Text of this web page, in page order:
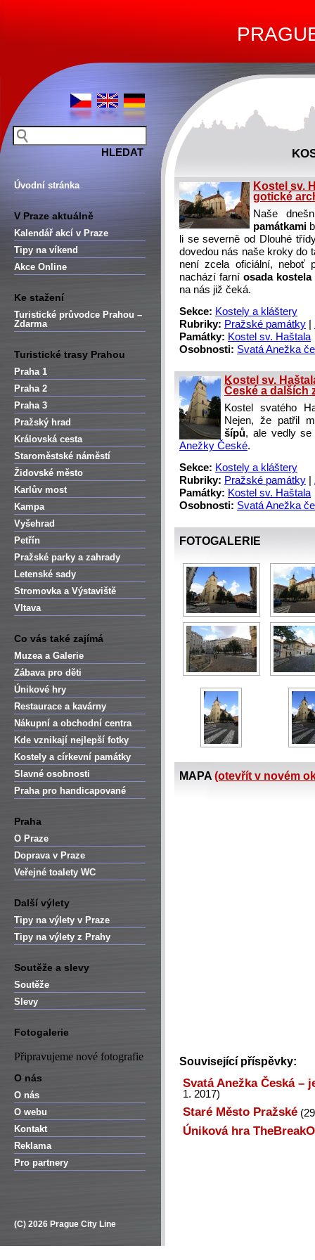
Úvodní stránka
V Praze aktuálně
Kalendář akcí v Praze
Tipy na víkend
Akce Online
Ke stažení
Turistické průvodce Prahou –
Zdarma
Turistické trasy Prahou
Praha 1
Praha 2
Praha 3
Pražský hrad
Královská cesta
Staroměstské náměstí
Židovské město
Karlův most
Kampa
Vyšehrad
Petřín
Pražské parky a zahrady
Letenské sady
Stromovka a Výstaviště
Vltava
Co vás také zajímá
Muzea a Galerie
Zábava pro děti
Únikové hry
Restaurace a kavárny
Nákupní a obchodní centra
Kde vznikají nejlepší fotky
Kostely a církevní památky
Slavné osobnosti
Praha pro handicapované
Praha
O Praze
Doprava v Praze
Veřejné toalety WC
Další výlety
Tipy na výlety v Praze
Tipy na výlety z Prahy
Soutěže a slevy
Soutěže
Slevy
Fotogalerie
Připravujeme nové fotografie
O nás
O nás
O webu
Kontakt
Reklama
Pro partnery
(C) 2026 Prague City Line
Kostel sv.
gotické
Naše
památkami
li se severně od Dlouhé
dovedou nás naše kroky do
není zcela oficiální, neboť
nachází farní osada kostela
na nás již čeká.
Sekce: Kostely a kláštery
Rubriky: Pražské památky
Památky: Kostel sv. Haštala
Osobnosti: Svatá Anežka
Kostel sv.
České a dalších
Kostel svatého
Nejen, že patřil
šípů, ale vedly se
Anežky České.
Sekce: Kostely a kláštery
Rubriky: Pražské památky
Památky: Kostel sv. Haštala
Osobnosti: Svatá Anežka
FOTOGALERIE
MAPA (otevřít v novém
Související příspěvky:
Svatá Anežka Česká –
1. 2017)
Staré Město Pražské
Úniková hra